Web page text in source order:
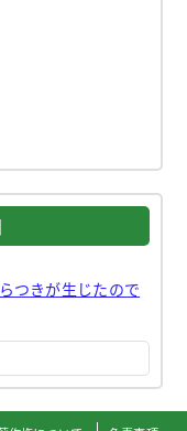
つきが生じたので